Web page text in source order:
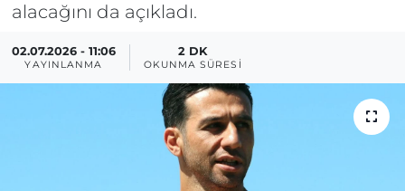
alacağını da açıkladı.
02.07.2026 - 11:06
YAYINLANMA
2 DK
OKUNMA SÜRESI